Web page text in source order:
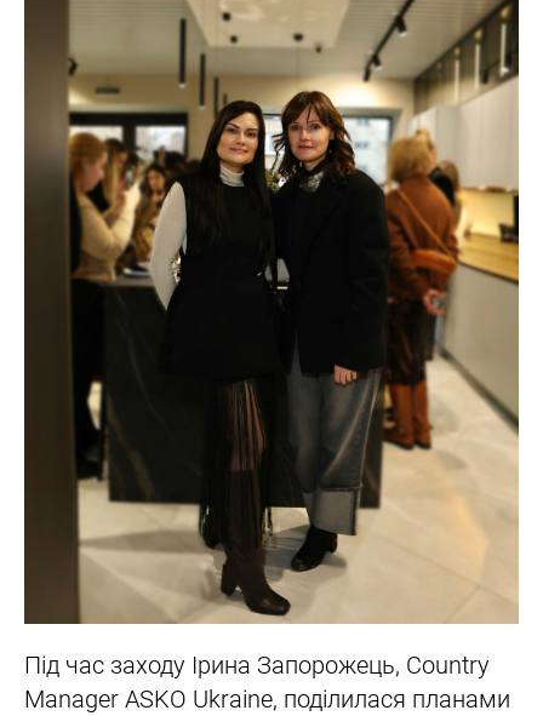
Під час заходу Ірина Запорожець, Country
Manager ASKO Ukraine, поділилася планами